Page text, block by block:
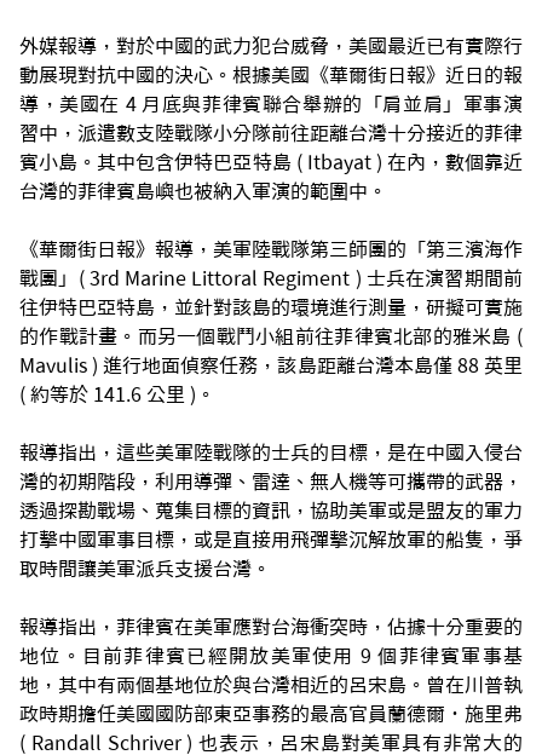
外媒報導，對於中國的武力犯台威脅，美國最近已有實際行
動展現對抗中國的決心。根據美國《華爾街日報》近日的報
導，美國在 4 月底與菲律賓聯合舉辦的「肩並肩」軍事演
習中，派遣數支陸戰隊小分隊前往距離台灣十分接近的菲律
賓小島。其中包含伊特巴亞特島 ( Itbayat ) 在內，數個靠近
台灣的菲律賓島嶼也被納入軍演的範圍中。
《華爾街日報》報導，美軍陸戰隊第三師團的「第三濱海作
戰團」( 3rd Marine Littoral Regiment ) 士兵在演習期間前
往伊特巴亞特島，並針對該島的環境進行測量，研擬可實施
的作戰計畫。而另一個戰鬥小組前往菲律賓北部的雅米島 (
Mavulis ) 進行地面偵察任務，該島距離台灣本島僅 88 英里
( 約等於 141.6 公里 )。
報導指出，這些美軍陸戰隊的士兵的目標，是在中國入侵台
灣的初期階段，利用導彈、雷達、無人機等可攜帶的武器，
透過探勘戰場、蒐集目標的資訊，協助美軍或是盟友的軍力
打擊中國軍事目標，或是直接用飛彈擊沉解放軍的船隻，爭
取時間讓美軍派兵支援台灣。
報導指出，菲律賓在美軍應對台海衝突時，佔據十分重要的
地位。目前菲律賓已經開放美軍使用 9 個菲律賓軍事基
地，其中有兩個基地位於與台灣相近的呂宋島。曾在川普執
政時期擔任美國國防部東亞事務的最高官員蘭德爾．施里弗
( Randall Schriver ) 也表示，呂宋島對美軍具有非常大的